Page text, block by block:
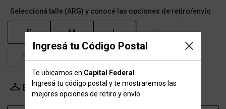
Ingresá tu Código Postal
Te ubicamos en Capital Federal
Ingresá tu código postal y te mostraremos las
mejores opciones de retiro y envío.
Seleccioná talle (ARG) y conocé las opciones de retiro/envío
S M L XL
Probador Virtual Tabla de talles